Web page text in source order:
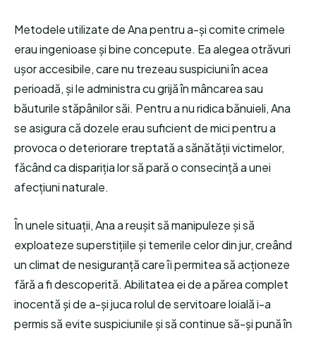
Metodele utilizate de Ana pentru a-și comite crimele
erau ingenioase și bine concepute. Ea alegea otrăvuri
ușor accesibile, care nu trezeau suspiciuni în acea
perioadă, și le administra cu grijă în mâncarea sau
băuturile stăpânilor săi. Pentru a nu ridica bănuieli, Ana
se asigura că dozele erau suficient de mici pentru a
provoca o deteriorare treptată a sănătății victimelor,
făcând ca dispariția lor să pară o consecință a unei
afecțiuni naturale.
În unele situații, Ana a reușit să manipuleze și să
exploateze superstițiile și temerile celor din jur, creând
un climat de nesiguranță care îi permitea să acționeze
fără a fi descoperită. Abilitatea ei de a părea complet
inocentă și de a-și juca rolul de servitoare loială i-a
permis să evite suspiciunile și să continue să-și pună în